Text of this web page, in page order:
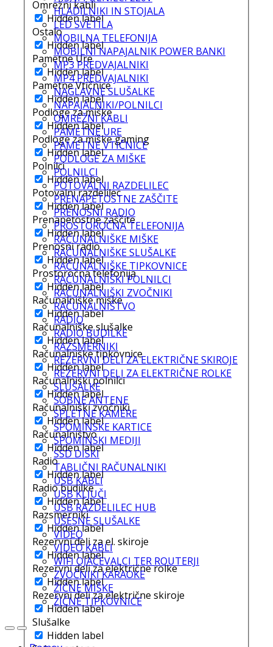
Omrežni kabli
Hidden label
Ostalo
Hidden label
Pametne Ure
Hidden label
Pametne Vtičnice
Hidden label
Podloge za miške
Hidden label
Podloge za miške gaming
Hidden label
Polnilci
Hidden label
Potovalni razdelilec
Hidden label
Prenapetostne zaščite
Hidden label
Prenosni radio
Hidden label
Prostoročna telefonija
Hidden label
Računalniške miške
Hidden label
Računalniške slušalke
Hidden label
Računalniške tipkovnice
Hidden label
Računalniški polnilci
Hidden label
Računalniški zvočniki
Hidden label
Računalništvo
Hidden label
Radio
Hidden label
Radio budilke
Hidden label
Razsmerniki
Hidden label
Rezervni deli za el. skiroje
Hidden label
Rezervni deli za električne rolke
Hidden label
Rezervni deli za električne skiroje
Hidden label
Slušalke
Hidden label
HLADILNIKI IN STOJALA
LED SVETILA
MOBILNA TELEFONIJA
MOBILNI NAPAJALNIK POWER BANKI
MP3 PREDVAJALNIKI
MP4 PREDVAJALNIKI
NAGLAVNE SLUŠALKE
NAPAJALNIKI/POLNILCI
OMREŽNI KABLI
PAMETNE URE
PAMETNE VTIČNICE
PODLOGE ZA MIŠKE
POLNILCI
POTOVALNI RAZDELILEC
PRENAPETOSTNE ZAŠČITE
PRENOSNI RADIO
PROSTOROČNA TELEFONIJA
RAČUNALNIŠKE MIŠKE
RAČUNALNIŠKE SLUŠALKE
RAČUNALNIŠKE TIPKOVNICE
RAČUNALNIŠKI POLNILCI
RAČUNALNIŠKI ZVOČNIKI
RAČUNALNIŠTVO
RADIO
RADIO BUDILKE
RAZSMERNIKI
REZERVNI DELI ZA ELEKTRIČNE SKIROJE
REZERVNI DELI ZA ELEKTRIČNE ROLKE
SLUŠALKE
SOBNE ANTENE
SPLETNE KAMERE
SPOMINSKE KARTICE
SPOMINSKI MEDIJI
SSD DISKI
TABLIČNI RAČUNALNIKI
USB KABLI
USB KLJUČI
USB RAZDELILEC HUB
UŠESNE SLUŠALKE
VIDEO
VIDEO KABLI
WIFI OJAČEVALCI TER ROUTERJI
ZVOČNIKI KARAOKE
ŽIČNE MIŠKE
ŽIČNE TIPKOVNICE